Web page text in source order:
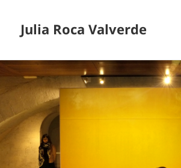
Julia Roca Valverde